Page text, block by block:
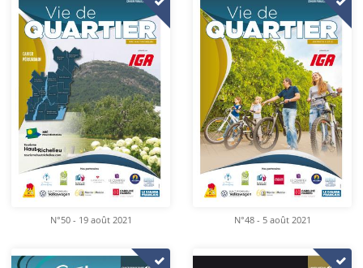
N°50 - 19 août 2021 N°48 - 5 août 2021